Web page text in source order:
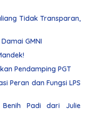
Tidak Transparan,
GMNI
Merasa Ditipu, Nikodemus Mokai Polisikan Pendamping PGT
Peran dan Fungsi LPS
Benih Padi dari Julie